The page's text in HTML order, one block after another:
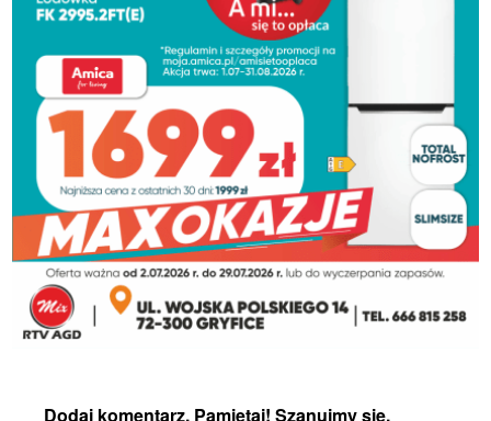
Dodaj komentarz. Pamiętaj! Szanujmy się,